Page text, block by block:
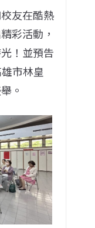
友在酷熱
彩活動，
！並預告
市林皇
。